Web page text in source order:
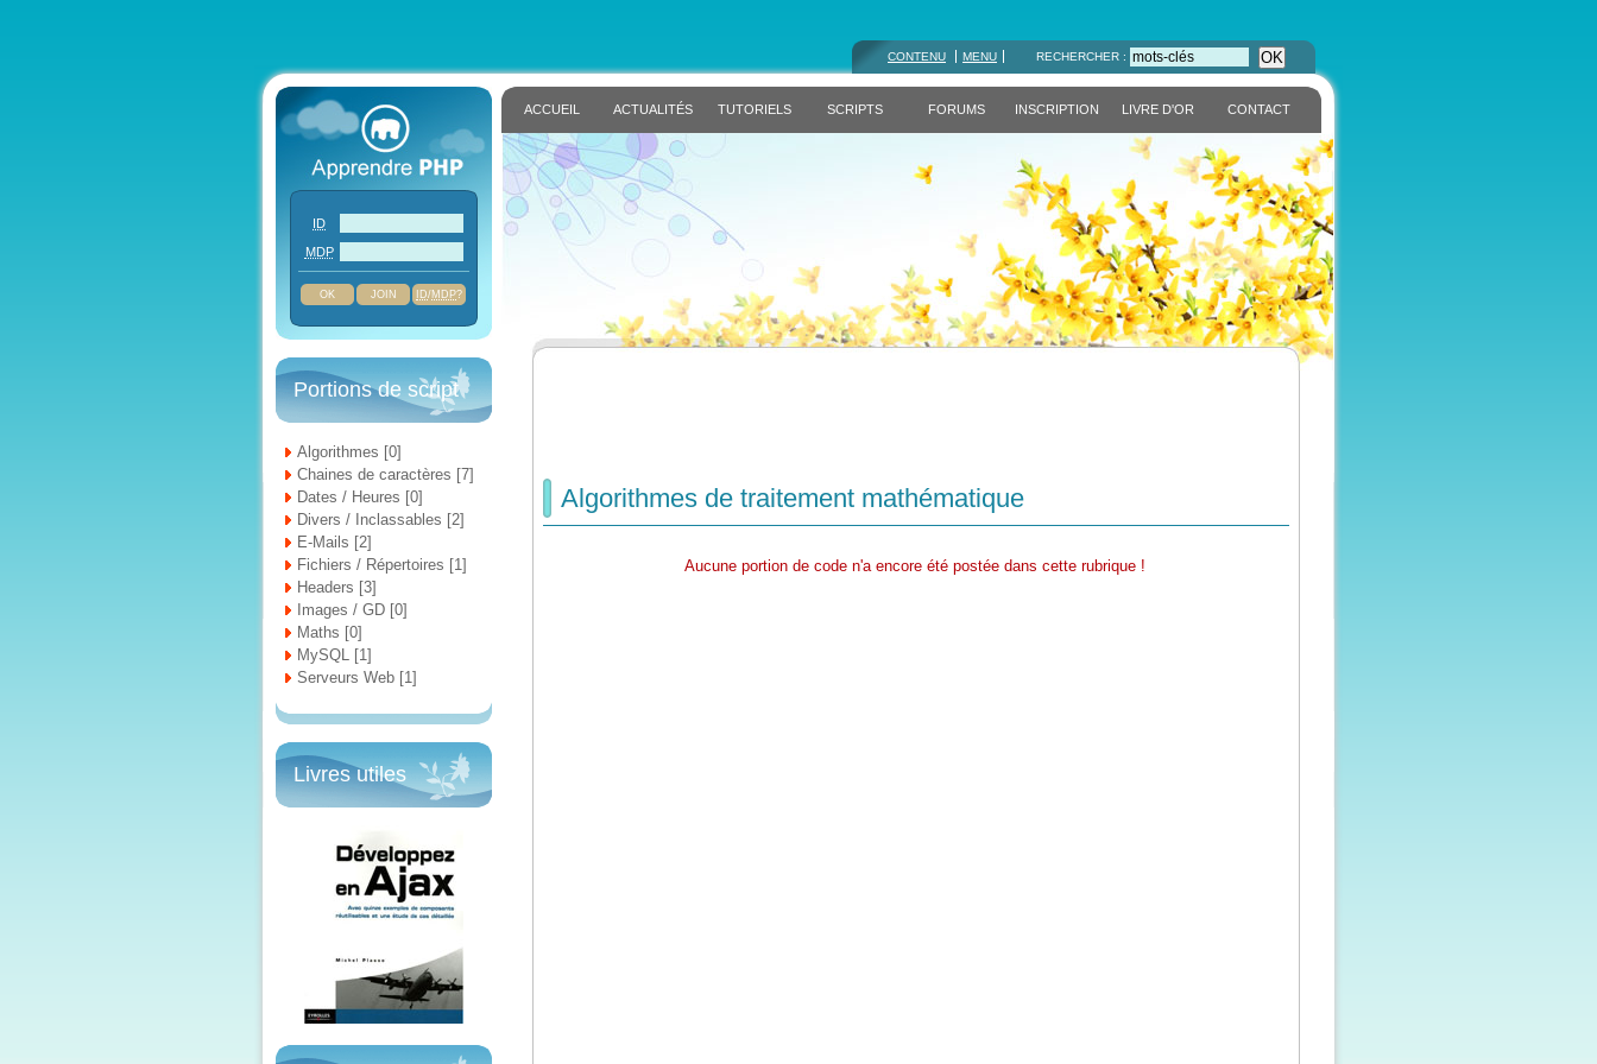
CONTENU MENU RECHERCHER : OK
ACCUEIL ACTUALITÉS TUTORIELS SCRIPTS FORUMS INSCRIPTION LIVRE D'OR CONTACT
Algorithmes de traitement mathématique
Aucune portion de code n'a encore été postée dans cette rubrique !
ID
MDP
JOIN ID/MDP?
Portions de script
Algorithmes [0]
Chaines de caractères [7]
Dates / Heures [0]
Divers / Inclassables [2]
E-Mails [2]
Fichiers / Répertoires [1]
Headers [3]
Images / GD [0]
Maths [0]
MySQL [1]
Serveurs Web [1]
Livres utiles